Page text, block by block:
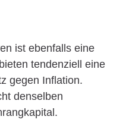
ist ebenfalls eine
tendenziell eine
gegen Inflation.
denselben